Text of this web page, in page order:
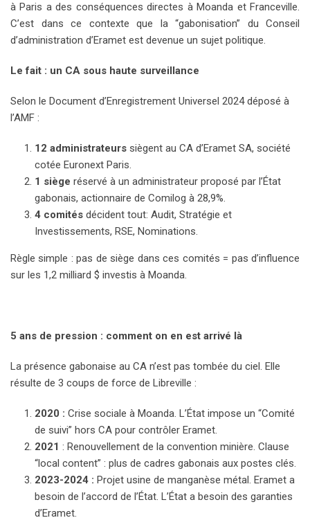
à Paris a des conséquences directes à Moanda et Franceville.
C’est dans ce contexte que la “gabonisation” du Conseil
d’administration d’Eramet est devenue un sujet politique.
Le fait : un CA sous haute surveillance
Selon le Document d’Enregistrement Universel 2024 déposé à
l’AMF :
12 administrateurs siègent au CA d’Eramet SA, société
cotée Euronext Paris.
1 siège réservé à un administrateur proposé par l’État
gabonais, actionnaire de Comilog à 28,9%.
4 comités décident tout: Audit, Stratégie et
Investissements, RSE, Nominations.
Règle simple : pas de siège dans ces comités = pas d’influence
sur les 1,2 milliard $ investis à Moanda.
5 ans de pression : comment on en est arrivé là
La présence gabonaise au CA n’est pas tombée du ciel. Elle
résulte de 3 coups de force de Libreville :
2020 : Crise sociale à Moanda. L’État impose un “Comité
de suivi” hors CA pour contrôler Eramet.
2021 : Renouvellement de la convention minière. Clause
“local content” : plus de cadres gabonais aux postes clés.
2023-2024 : Projet usine de manganèse métal. Eramet a
besoin de l’accord de l’État. L’État a besoin des garanties
d’Eramet.